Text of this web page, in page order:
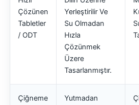
Çözünen
Tabletler
/ ODT
Yerleştirilir Ve
Su Olmadan
Hızla
Çözünmek
Üzere
Tasarlanmıştır.
Çiğneme
Yutmadan